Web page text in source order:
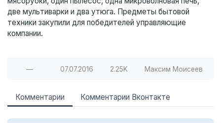
две мультиварки и два утюга. Предметы бытовой
техники закупили для победителей управляющие
компании.
— 07.07.2016 2.25K Максим Моисеев
Комментарии Комментарии Вконтакте